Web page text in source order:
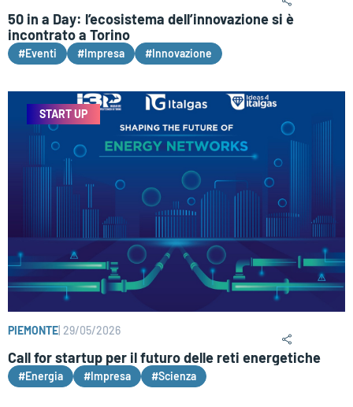
50 in a Day: l’ecosistema dell’innovazione si è
incontrato a Torino
#Eventi #Impresa #Innovazione
START UP
PIEMONTE 29/05/2026
Call for startup per il futuro delle reti energetiche
#Energia #Impresa #Scienza